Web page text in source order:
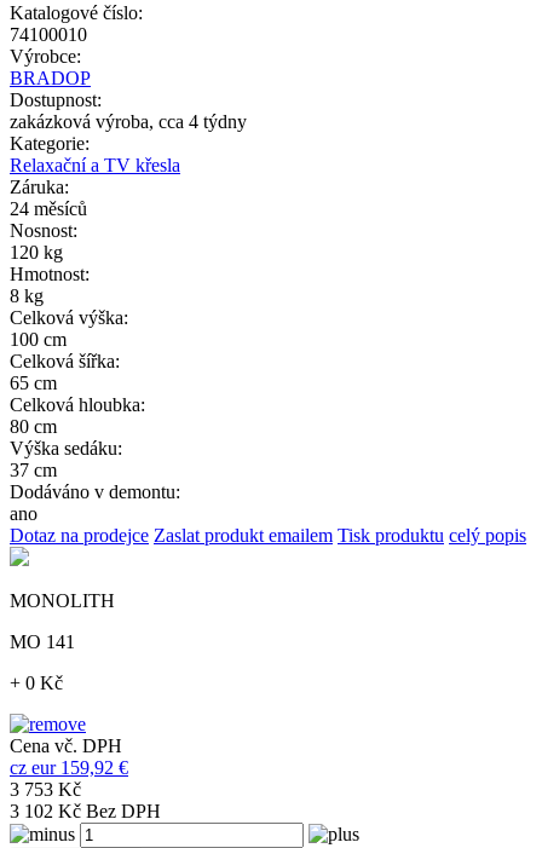
Katalogové číslo:
74100010
Výrobce:
BRADOP
Dostupnost:
zakázková výroba, cca 4 týdny
Kategorie:
Relaxační a TV křesla
Záruka:
24 měsíců
Nosnost:
120 kg
Hmotnost:
8 kg
Celková výška:
100 cm
Celková šířka:
65 cm
Celková hloubka:
80 cm
Výška sedáku:
37 cm
Dodáváno v demontu:
ano
Dotaz na prodejce Zaslat produkt emailem Tisk produktu celý popis
MONOLITH
MO 141
+ 0 Kč
Cena vč. DPH
cz eur 159,92 €
3 753 Kč
3 102 Kč Bez DPH